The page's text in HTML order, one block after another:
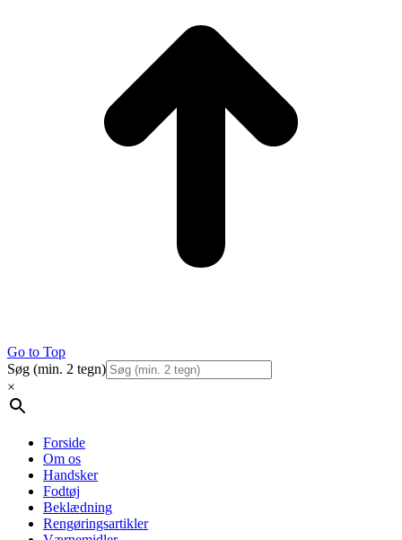
Go to Top
Søg (min. 2 tegn)
×
Forside
Om os
Handsker
Fodtøj
Beklædning
Rengøringsartikler